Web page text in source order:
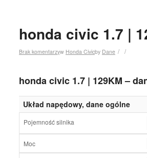
honda civic 1.7 |
Brak komentarzy /
w Honda Civic /
by Dane
honda civic 1.7 | 129KM –
Układ napędowy, dane ogólne
Pojemność silnika
Moc